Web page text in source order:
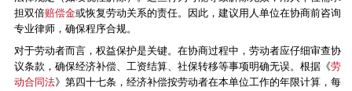
担双倍赔偿金或恢复劳动关系的责任。因此，建议用人单位在协商前咨询
专业律师，确保程序合规。
对于劳动者而言，权益保护是关键。在协商过程中，劳动者应仔细审查协
议条款，确保经济补偿、工资结算、社保转移等事项明确无误。根据《劳
动合同法》第四十七条，经济补偿按劳动者在本单位工作的年限计算，每